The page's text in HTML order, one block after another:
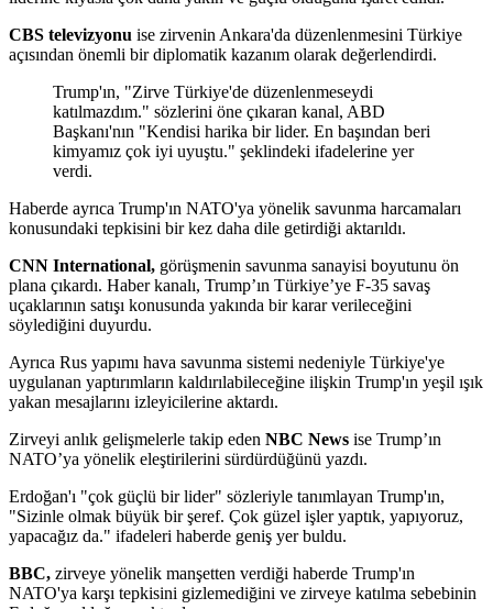
CBS televizyonu ise zirvenin Ankara'da düzenlenmesini Türkiye
açısından önemli bir diplomatik kazanım olarak değerlendirdi.
Trump'ın, "Zirve Türkiye'de düzenlenmeseydi
katılmazdım." sözlerini öne çıkaran kanal, ABD
Başkanı'nın "Kendisi harika bir lider. En başından beri
kimyamız çok iyi uyuştu." şeklindeki ifadelerine yer
verdi.
Haberde ayrıca Trump'ın NATO'ya yönelik savunma harcamaları
konusundaki tepkisini bir kez daha dile getirdiği aktarıldı.
CNN International, görüşmenin savunma sanayisi boyutunu ön
plana çıkardı. Haber kanalı, Trump’ın Türkiye’ye F-35 savaş
uçaklarının satışı konusunda yakında bir karar verileceğini
söylediğini duyurdu.
Ayrıca Rus yapımı hava savunma sistemi nedeniyle Türkiye'ye
uygulanan yaptırımların kaldırılabileceğine ilişkin Trump'ın yeşil ışık
yakan mesajlarını izleyicilerine aktardı.
Zirveyi anlık gelişmelerle takip eden NBC News ise Trump’ın
NATO’ya yönelik eleştirilerini sürdürdüğünü yazdı.
Erdoğan'ı "çok güçlü bir lider" sözleriyle tanımlayan Trump'ın,
"Sizinle olmak büyük bir şeref. Çok güzel işler yaptık, yapıyoruz,
yapacağız da." ifadeleri haberde geniş yer buldu.
BBC, zirveye yönelik manşetten verdiği haberde Trump'ın
NATO'ya karşı tepkisini gizlemediğini ve zirveye katılma sebebinin